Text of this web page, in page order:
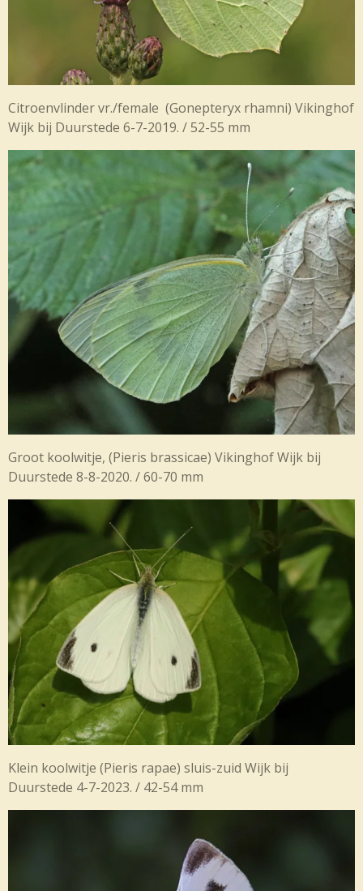
Citroenvlinder vr./female (Gonepteryx rhamni) Vikinghof
Wijk bij Duurstede 6-7-2019. / 52-55 mm
Groot koolwitje, (Pieris brassicae) Vikinghof Wijk bij
Duurstede 8-8-2020. / 60-70 mm
Klein koolwitje (Pieris rapae) sluis-zuid Wijk bij
Duurstede 4-7-2023. / 42-54 mm